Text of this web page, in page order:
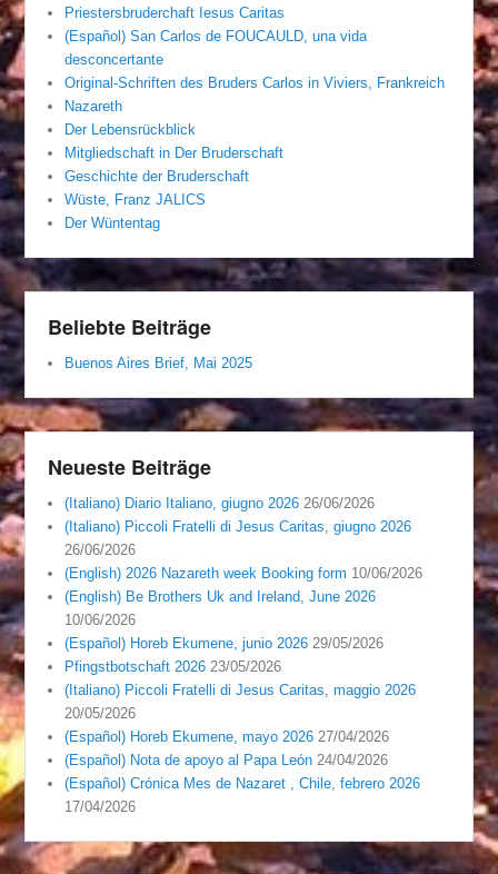
Priestersbruderchaft Iesus Caritas
(Español) San Carlos de FOUCAULD, una vida
desconcertante
Original-Schriften des Bruders Carlos in Viviers, Frankreich
Nazareth
Der Lebensrückblick
Mitgliedschaft in Der Bruderschaft
Geschichte der Bruderschaft
Wüste, Franz JALICS
Der Wüntentag
Beliebte Beiträge
Buenos Aires Brief, Mai 2025
Neueste Beiträge
(Italiano) Diario Italiano, giugno 2026 26/06/2026
(Italiano) Piccoli Fratelli di Jesus Caritas, giugno 2026
26/06/2026
(English) 2026 Nazareth week Booking form 10/06/2026
(English) Be Brothers Uk and Ireland, June 2026
10/06/2026
(Español) Horeb Ekumene, junio 2026 29/05/2026
Pfingstbotschaft 2026 23/05/2026
(Italiano) Piccoli Fratelli di Jesus Caritas, maggio 2026
20/05/2026
(Español) Horeb Ekumene, mayo 2026 27/04/2026
(Español) Nota de apoyo al Papa León 24/04/2026
(Español) Crónica Mes de Nazaret , Chile, febrero 2026
17/04/2026